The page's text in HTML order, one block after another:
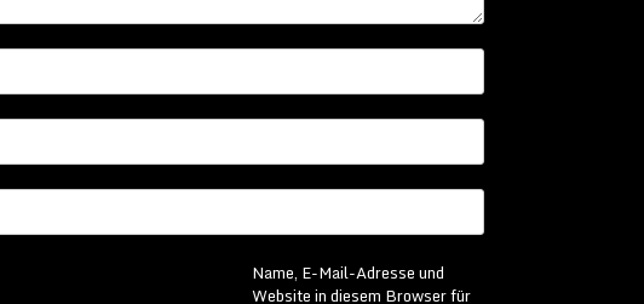
Name, E-Mail-Adresse und
Website in diesem Browser für